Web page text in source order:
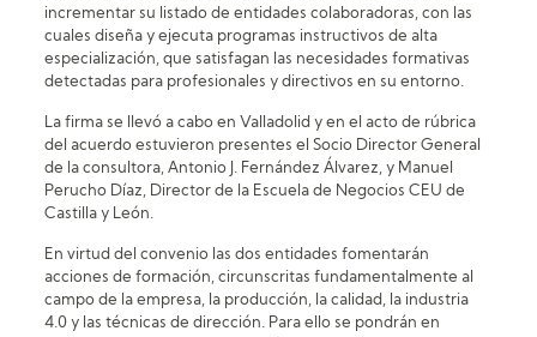
incrementar su listado de entidades colaboradoras, con las
cuales diseña y ejecuta programas instructivos de alta
especialización, que satisfagan las necesidades formativas
detectadas para profesionales y directivos en su entorno.
La firma se llevó a cabo en Valladolid y en el acto de rúbrica
del acuerdo estuvieron presentes el Socio Director General
de la consultora, Antonio J. Fernández Álvarez, y Manuel
Perucho Díaz, Director de la Escuela de Negocios CEU de
Castilla y León.
En virtud del convenio las dos entidades fomentarán
acciones de formación, circunscritas fundamentalmente al
campo de la empresa, la producción, la calidad, la industria
4.0 y las técnicas de dirección. Para ello se pondrán en